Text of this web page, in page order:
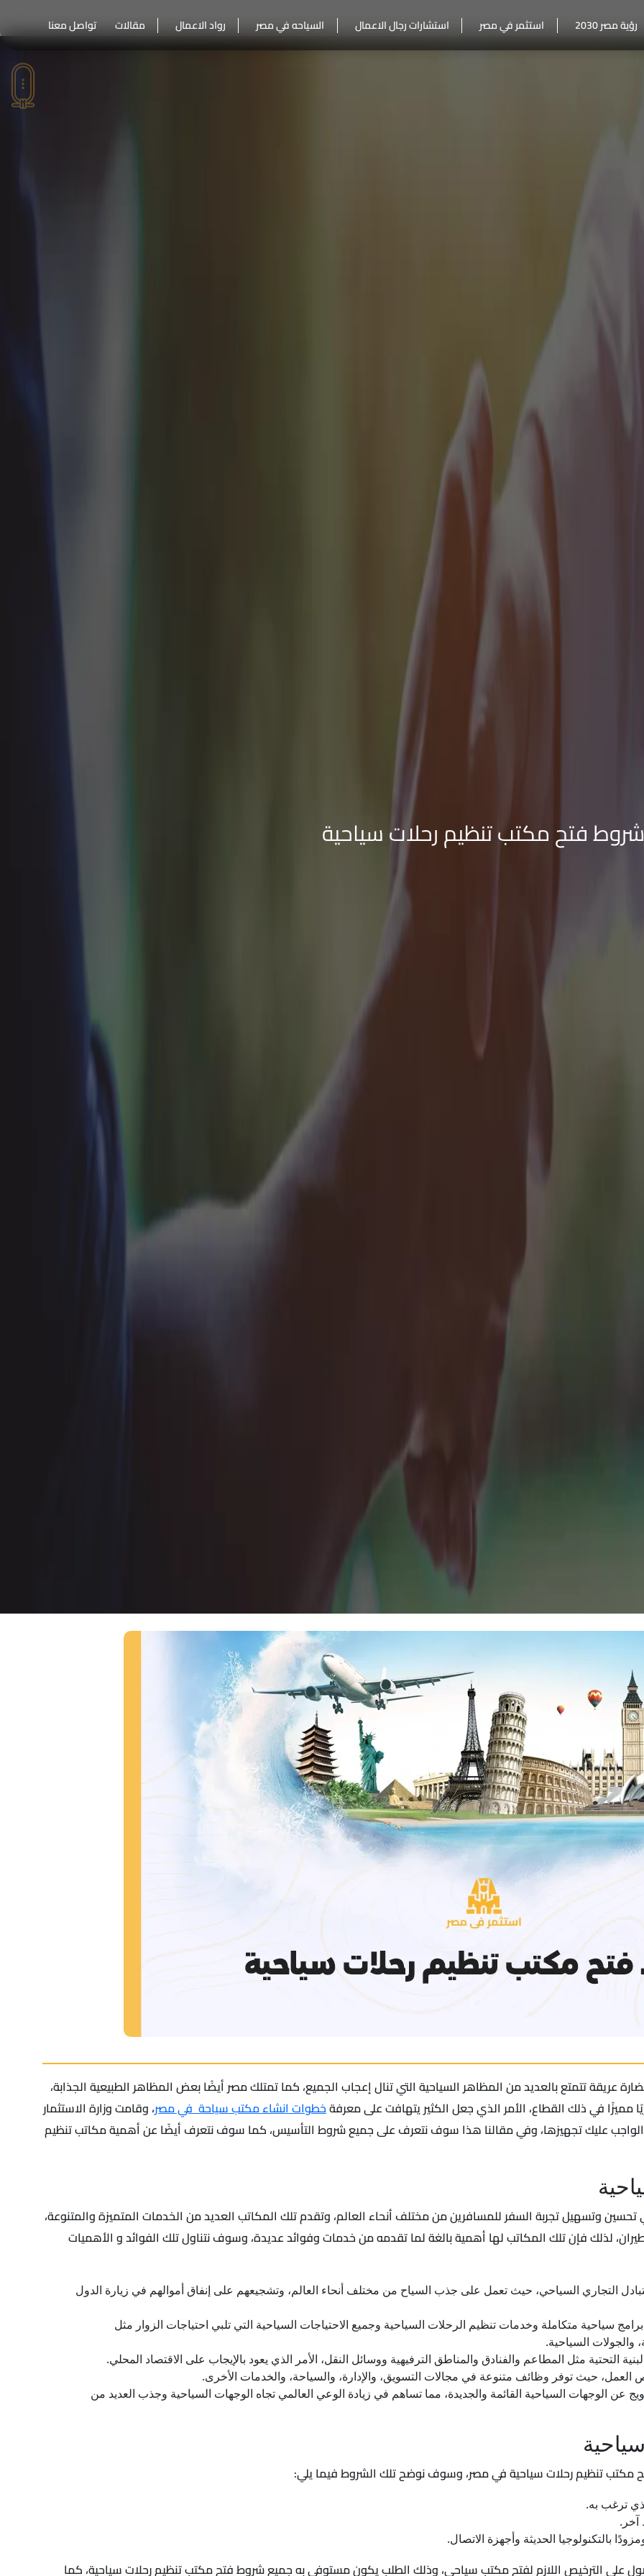
رؤية مصر 2030 استثمر في مصر استشارات رجال الاعمال السياحه في مصر رواد الاعمال مقالات تواصل معنا
شروط فتح مكتب تنظيم رحلات سياحية
عريقة تتمتع بالعديد من المظاهر السياحية التي تنال إعجاب الجميع، كما تمتلك مصر أيضًا بعض المظاهر الطبيعية الجذابة،
مميزًا في ذلك القطاع، الأمر الذي جعل الكثير يتهافت على معرفةخطوات انشاء مكتب سياحة في مصر، وقامت وزارة الاستثمار
الواجب عليك تجهيزها، وفي مقالنا هذا سوف نتعرف على جميع شروط التأسيس، كما سوف نتعرف أيضًا عن أهمية مكاتب تنظيم
وتسهيل تجربة السفر للمسافرين من مختلف أنحاء العالم، وتقدم تلك المكاتب العديد من الخدمات المتميزة والمتنوعة،
لذلك فإن تلك المكاتب لها أهمية بالغة لما تقدمه من خدمات وفوائد عديدة، وسوف نتناول تلك الفوائد و الأهميات
التجاري السياحي، حيث تعمل على جذب السياح من مختلف أنحاء العالم، وتشجيعهم على إنفاق أموالهم في زيارة الدول
سياحية متكاملة وخدمات تنظيم الرحلات السياحية وجميع الاحتياجات السياحية التي تلبي احتياجات الزوار مثل
والجولات السياحية.
التحتية مثل المطاعم والفنادق والمناطق الترفيهية ووسائل النقل، الأمر الذي يعود بالإيجاب على الاقتصاد المحلي.
حيث توفر وظائف متنوعة في مجالات التسويق، والإدارة، والسياحة، والخدمات الأخرى.
عن الوجهات السياحية القائمة والجديدة، مما تساهم في زيادة الوعي العالمي تجاه الوجهات السياحية وجذب العديد من
مكتب تنظيم رحلات سياحية في مصر، وسوف نوضح تلك الشروط فيما يلي:
ترغب به.
بالتكنولوجيا الحديثة وأجهزة الاتصال.
على الترخيص اللازم لفتح مكتب سياحي، وذلك الطلب يكون مستوفى به جميع شروط فتح مكتب تنظيم رحلات سياحية، كما